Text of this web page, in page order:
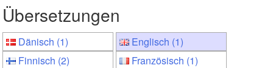
Übersetzungen
Dänisch (1)
Englisch (1)
Finnisch (2)
Französisch (1)